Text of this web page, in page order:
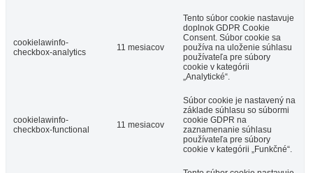
cookielawinfo-
checkbox-analytics
11 mesiacov
Tento súbor cookie nastavuje
doplnok GDPR Cookie
Consent. Súbor cookie sa
používa na uloženie súhlasu
používateľa pre súbory
cookie v kategórii
„Analytické“.
cookielawinfo-
checkbox-functional
11 mesiacov
Súbor cookie je nastavený na
základe súhlasu so súbormi
cookie GDPR na
zaznamenanie súhlasu
používateľa pre súbory
cookie v kategórii „Funkčné“.